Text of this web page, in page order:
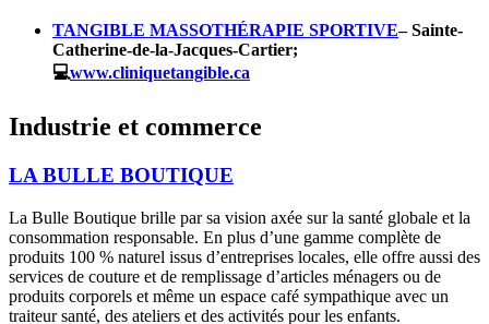
TANGIBLE MASSOTHÉRAPIE SPORTIVE– Sainte-
Catherine-de-la-Jacques-Cartier;
💻www.cliniquetangible.ca
Industrie et commerce
LA BULLE BOUTIQUE
La Bulle Boutique brille par sa vision axée sur la santé globale et la
consommation responsable. En plus d’une gamme complète de
produits 100 % naturel issus d’entreprises locales, elle offre aussi des
services de couture et de remplissage d’articles ménagers ou de
produits corporels et même un espace café sympathique avec un
traiteur santé, des ateliers et des activités pour les enfants.